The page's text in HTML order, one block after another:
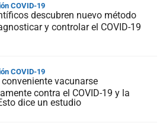
COVID-19
descubren nuevo método
y controlar el COVID-19
COVID-19
conveniente vacunarse
contra el COVID-19 y la
dice un estudio